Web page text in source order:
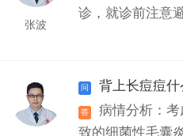
张波
诊，就诊前注意
背上长痘痘什
病情分析：考
致的细菌性毛囊